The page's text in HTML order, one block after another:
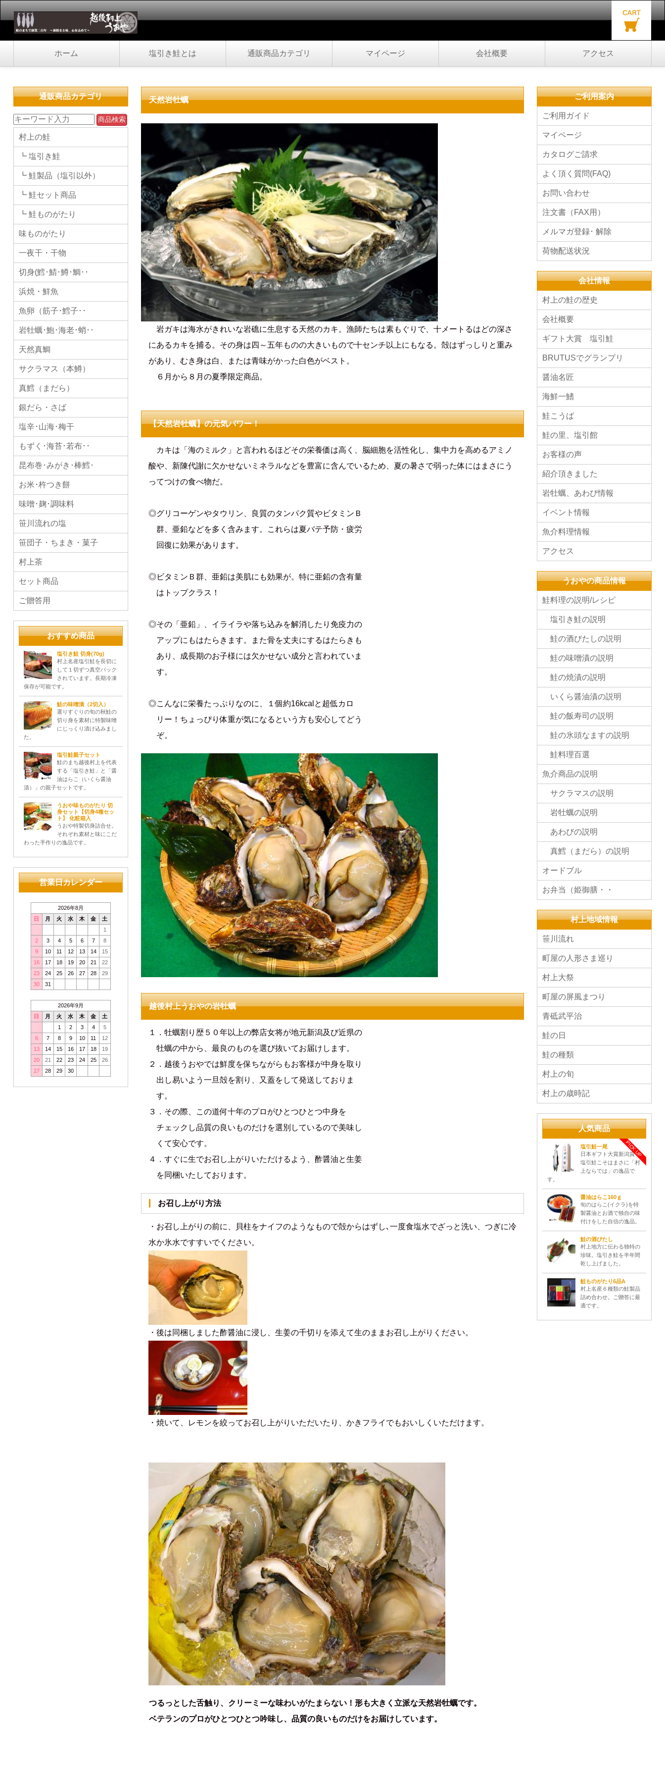
ホーム 塩引き鮭とは 通販商品カテゴリ マイページ 会社概要 アクセス
天然岩牡蠣
岩ガキは海水がきれいな岩礁に生息する天然のカキ。漁師たちは素もぐりで、十メートるはどの深さ
にあるカキを捕る。その身は四～五年ものの大きいもので十センチ以上にもなる。殻はずっしりと重み
があり、むき身は白、または青味がかった白色がベスト。
６月から８月の夏季限定商品。
【天然岩牡蠣】の元気パワー！
カキは「海のミルク」と言われるほどその栄養価は高く、脳細胞を活性化し、集中力を高めるアミノ
酸や、新陳代謝に欠かせないミネラルなどを豊富に含んでいるため、夏の暑さで弱った体にはまさにう
ってつけの食べ物だ。
◎グリコーゲンやタウリン、良質のタンパク質やビタミンＢ
群、亜鉛などを多く含みます。これらは夏バテ予防・疲労
回復に効果があります。
◎ビタミンＢ群、亜鉛は美肌にも効果が。特に亜鉛の含有量
はトップクラス！
◎その「亜鉛」、イライラや落ち込みを解消したり免疫力の
アップにもはたらきます。また骨を丈夫にするはたらきも
あり、成長期のお子様には欠かせない成分と言われていま
す。
◎こんなに栄養たっぷりなのに、１個約16kcalと超低カロ
リー！ちょっぴり体重が気になるという方も安心してどう
ぞ。
越後村上うおやの岩牡蠣
１．牡蠣割り歴５０年以上の弊店女将が地元新潟及び近県の
牡蠣の中から、最良のものを選び抜いてお届けします。
２．越後うおやでは鮮度を保ちながらもお客様が中身を取り
出し易いよう一旦殻を割り、又蓋をして発送しておりま
す。
３．その際、この道何十年のプロがひとつひとつ中身を
チェックし品質の良いものだけを選別しているので美味し
くて安心です。
４．すぐに生でお召し上がりいただけるよう、酢醤油と生姜
を同梱いたしております。
お召し上がり方法
・お召し上がりの前に、貝柱をナイフのようなもので殻からはずし､一度食塩水でざっと洗い、つぎに冷
水か氷水ですすいでください。
・後は同梱しました酢醤油に浸し、生姜の千切りを添えて生のままお召し上がりください。
・焼いて、レモンを絞ってお召し上がりいただいたり、かきフライでもおいしくいただけます。
つるっとした舌触り、クリーミーな味わいがたまらない！形も大きく立派な天然岩牡蠣です。
ベテランのプロがひとつひとつ吟味し、品質の良いものだけをお届けしています。
通販商品カテゴリ
村上の鮭
┗ 塩引き鮭
┗ 鮭製品（塩引以外）
┗ 鮭セット商品
┗ 鮭ものがたり
味ものがたり
一夜干・干物
切身(鱈･鯖･鱒･鯛･･
浜焼・鮮魚
魚卵（筋子･鱈子･･
岩牡蠣･鮑･海老･蛸･･
天然真鯛
サクラマス（本鱒）
真鱈（まだら）
銀だら・さば
塩辛･山海･梅干
もずく･海苔･若布･･
昆布巻･みがき･棒鱈･
お米･杵つき餅
味噌･麹･調味料
笹川流れの塩
笹団子・ちまき・菓子
村上茶
セット商品
ご贈答用
おすすめ商品
塩引き鮭 切身(70g)
村上名産塩引鮭を長切に
して１切ずつ真空パック
されています。長期冷凍
保存が可能です。
鮭の味噌漬（2切入）
選りすぐりの旬の秋鮭の
切り身を素材に特製味噌
にじっくり漬け込みまし
た。
塩引鮭親子セット
鮭のまち越後村上を代表
する「塩引き鮭」と「醤
油はらこ（いくら醤油
漬）」の親子セットです。
うおや味ものがたり 切
身セット【切身4種セッ
ト】 化粧箱入
うおや特製切身詰合せ。
それぞれ素材と味にこだ
わった手作りの逸品です。
営業日カレンダー
2026年8月
日
月 火 水 木 金
土
1
2
3 4 5 6 7
8
9
10 11 12 13 14
15
16
17 18 19 20 21
22
23
24 25 26 27 28
29
30
31
2026年9月
日
月 火 水 木 金
土
1
2 3 4
5
6
7 8 9 10 11
12
13
14 15 16 17 18
19
20
21 22 23 24 25
26
27
28 29 30
ご利用案内
ご利用ガイド
マイページ
カタログご請求
よく頂く質問(FAQ)
お問い合わせ
注文書（FAX用）
メルマガ登録･ 解除
荷物配送状況
会社情報
村上の鮭の歴史
会社概要
ギフト大賞 塩引鮭
BRUTUSでグランプリ
醤油名匠
海鮮一鰭
鮭こうば
鮭の里、塩引館
お客様の声
紹介頂きました
岩牡蠣、あわび情報
イベント情報
魚介料理情報
アクセス
うおやの商品情報
鮭料理の説明/レシピ
塩引き鮭の説明
鮭の酒びたしの説明
鮭の味噌漬の説明
鮭の焼漬の説明
いくら醤油漬の説明
鮭の飯寿司の説明
鮭の氷頭なますの説明
鮭料理百選
魚介商品の説明
サクラマスの説明
岩牡蠣の説明
あわびの説明
真鱈（まだら）の説明
オードブル
お弁当（姫御膳・・
村上地域情報
笹川流れ
町屋の人形さま巡り
村上大祭
町屋の屏風まつり
青砥武平治
鮭の日
鮭の種類
村上の旬
村上の歳時記
人気商品
塩引鮭一尾
日本ギフト大賞新潟賞！
塩引鮭こそはまさに「村
上ならでは」の逸品で
す。
PICK UP
醤油はらこ160ｇ
旬のはらこ(イクラ)を特
製醤油とお酒で独自の味
付けをした自信の逸品。
鮭の酒びたし
村上地方に伝わる独特の
珍味。塩引き鮭を半年間
乾し上げました。
鮭ものがたり6品A
村上名産６種類の鮭製品
詰め合わせ。ご贈答に最
適です。